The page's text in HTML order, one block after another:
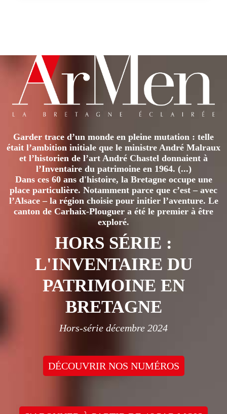
Garder trace d’un monde en pleine mutation : telle
était l’ambition initiale que le ministre André Malraux
et l’historien de l’art André Chastel donnaient à
l’Inventaire du patrimoine en 1964. (...)
Dans ces 60 ans d'histoire, la Bretagne occupe une
place particulière. Notamment parce que c’est – avec
l’Alsace – la région choisie pour initier l’aventure. Le
canton de Carhaix-Plouguer a été le premier à être
exploré.
HORS SÉRIE :
L'INVENTAIRE DU
PATRIMOINE EN
BRETAGNE
Hors-série décembre 2024
DÉCOUVRIR NOS NUMÉROS